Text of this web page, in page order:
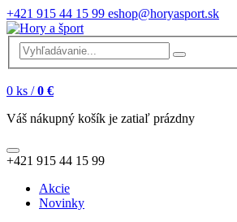
+421 915 44 15 99 eshop@horyasport.sk
0 ks / 0 €
Váš nákupný košík je zatiaľ prázdny
+421 915 44 15 99
Akcie
Novinky